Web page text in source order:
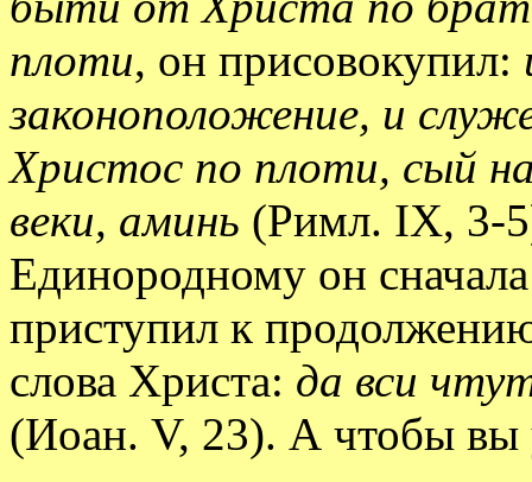
плоти, он присовокупил:
законоположение, и
Христос по плоти, сый
веки, аминь (Римл. IX, 3-
Единородному он
приступил к
слова Христа: да вси
(Иоан. V, 23). А чтобы вы